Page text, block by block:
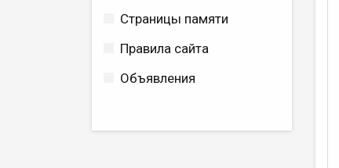
Страницы памяти
Правила сайта
Объявления